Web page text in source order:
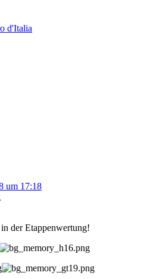
um 17:18
der Etappenwertung!